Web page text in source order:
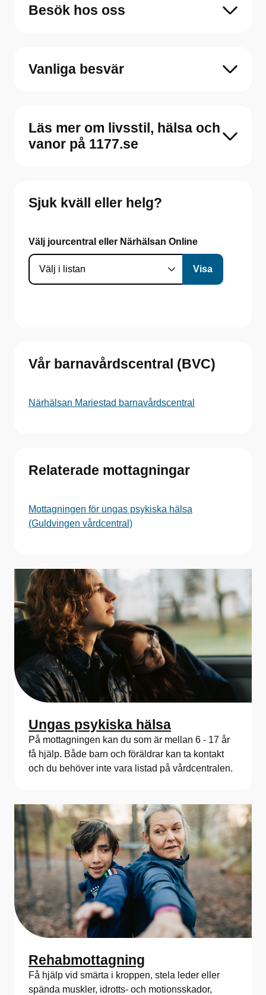
Besök hos oss
Vanliga besvär
Läs mer om livsstil, hälsa och
vanor på 1177.se
Sjuk kväll eller helg?
Välj jourcentral eller Närhälsan Online
Vår barnavårdscentral (BVC)
Närhälsan Mariestad barnavårdscentral
Relaterade mottagningar
Mottagningen för ungas psykiska hälsa
(Guldvingen vårdcentral)
Ungas psykiska hälsa
På mottagningen kan du som är mellan 6 - 17 år
få hjälp. Både barn och föräldrar kan ta kontakt
och du behöver inte vara listad på vårdcentralen.
Rehabmottagning
Få hjälp vid smärta i kroppen, stela leder eller
spända muskler, idrotts- och motionsskador,